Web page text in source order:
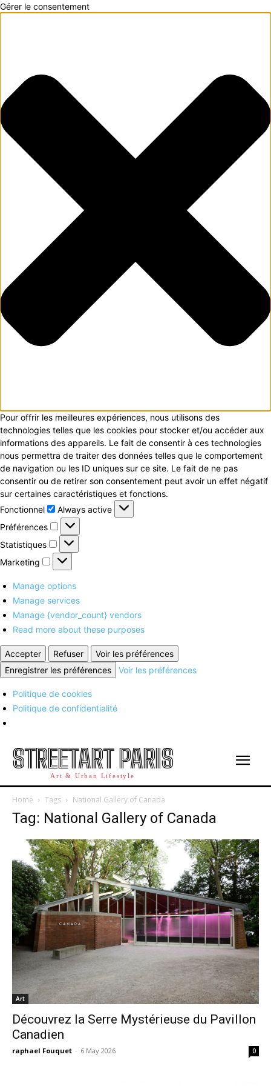
Gérer le consentement
Pour offrir les meilleures expériences, nous utilisons des
technologies telles que les cookies pour stocker et/ou accéder aux
informations des appareils. Le fait de consentir à ces technologies
nous permettra de traiter des données telles que le comportement
de navigation ou les ID uniques sur ce site. Le fait de ne pas
consentir ou de retirer son consentement peut avoir un effet négatif
sur certaines caractéristiques et fonctions.
Fonctionnel
Fonctionnel
Always active
Préférences
Préférences
Statistiques
Statistiques
Marketing
Marketing
Manage options
Manage services
Manage {vendor_count} vendors
Read more about these purposes
Accepter Refuser
Voir les préférences
Enregistrer les préférences
Voir les préférences
Politique de cookies
Politique de confidentialité
STREETART PARIS
Art & Urban Lifestyle
Home Tags National Gallery of Canada
Tag: National Gallery of Canada
Art
Découvrez la Serre Mystérieuse du Pavillon
Canadien
raphael Fouquet - 6 May 2026 0